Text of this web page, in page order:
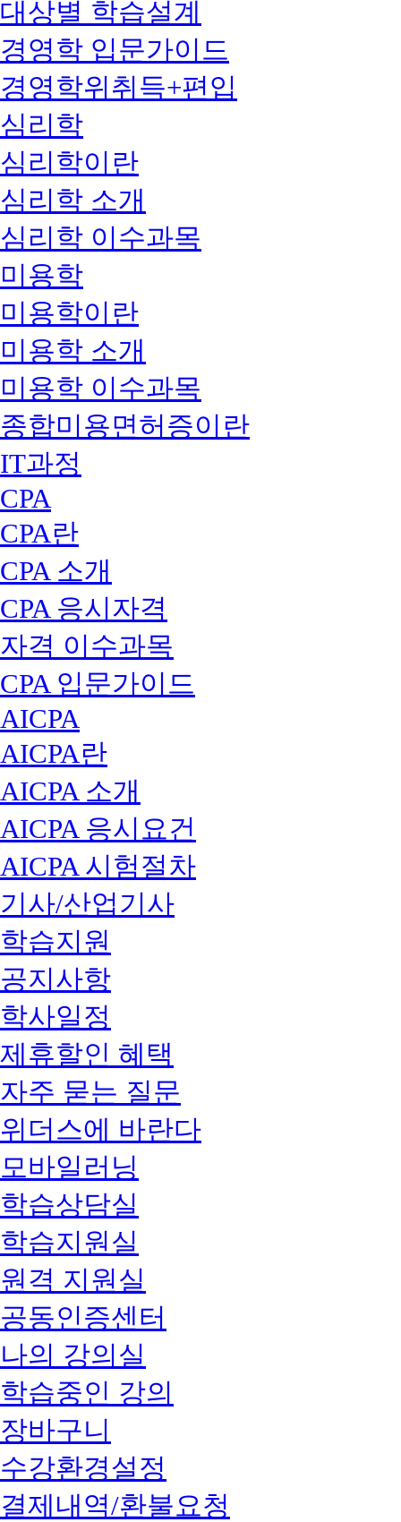
대상별 학습설계
경영학 입문가이드
경영학위취득+편입
심리학
심리학이란
심리학 소개
심리학 이수과목
미용학
미용학이란
미용학 소개
미용학 이수과목
종합미용면허증이란
IT과정
CPA
CPA란
CPA 소개
CPA 응시자격
자격 이수과목
CPA 입문가이드
AICPA
AICPA란
AICPA 소개
AICPA 응시요건
AICPA 시험절차
기사/산업기사
학습지원
공지사항
학사일정
제휴할인 혜택
자주 묻는 질문
위더스에 바란다
모바일러닝
학습상담실
학습지원실
원격 지원실
공동인증센터
나의 강의실
학습중인 강의
장바구니
수강환경설정
결제내역/환불요청